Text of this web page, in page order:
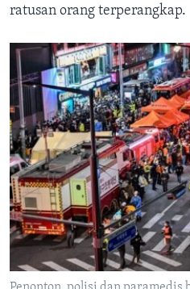
ratusan orang terperangkap.